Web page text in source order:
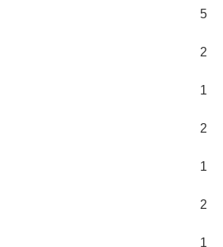
5
2
1
2
1
2
1